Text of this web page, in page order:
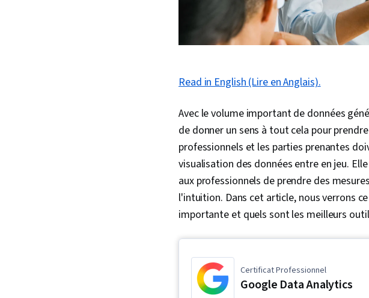
Read in English (Lire en Anglais).
Avec le volume important de données
de donner un sens à tout cela pour
professionnels et les parties prenantes
visualisation des données entre en jeu.
aux professionnels de prendre des
l'intuition. Dans cet article, nous verrons
importante et quels sont les meilleurs
Certificat Professionnel
Google Data Analytics